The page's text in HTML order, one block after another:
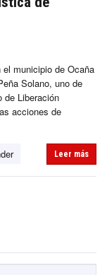
el municipio de Ocaña
Solano, uno de
de Liberación
acciones de
Leer más